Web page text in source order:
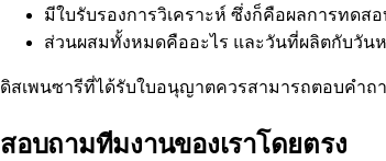
มีใบรับรองการวิเคราะห์ ซึ่งก็คือผลการทด
ส่วนผสมทั้งหมดคืออะไร และวันที่ผลิตกับวัน
ดิสเพนซารีที่ได้รับใบอนุญาตควรสามารถตอบคำ
สอบถามทีมงานของเราโดยตรง